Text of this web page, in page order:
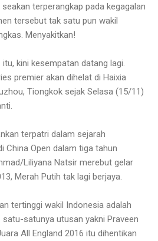
terperangkap pada kegagalan
tersebut tak satu pun wakil
Menyakitkan!
kini kesempatan datang lagi.
premier akan dihelat di Haixia
Tiongkok sejak Selasa (15/11)
terpatri dalam sejarah
China Open dalam tiga tahun
Liliyana Natsir merebut gelar
Merah Putih tak lagi berjaya.
tertinggi wakil Indonesia adalah
satunya utusan yakni Praveen
All England 2016 itu dihentikan